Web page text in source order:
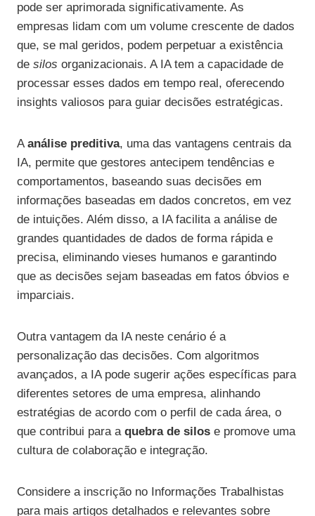
pode ser aprimorada significativamente. As
empresas lidam com um volume crescente de dados
que, se mal geridos, podem perpetuar a existência
de silos organizacionais. A IA tem a capacidade de
processar esses dados em tempo real, oferecendo
insights valiosos para guiar decisões estratégicas.
Aanálise preditiva, uma das vantagens centrais da
IA, permite que gestores antecipem tendências e
comportamentos, baseando suas decisões em
informações baseadas em dados concretos, em vez
de intuições. Além disso, a IA facilita a análise de
grandes quantidades de dados de forma rápida e
precisa, eliminando vieses humanos e garantindo
que as decisões sejam baseadas em fatos óbvios e
imparciais.
Outra vantagem da IA neste cenário é a
personalização das decisões. Com algoritmos
avançados, a IA pode sugerir ações específicas para
diferentes setores de uma empresa, alinhando
estratégias de acordo com o perfil de cada área, o
que contribui para a quebra de silos e promove uma
cultura de colaboração e integração.
Considere a inscrição no Informações Trabalhistas
para mais artigos detalhados e relevantes sobre